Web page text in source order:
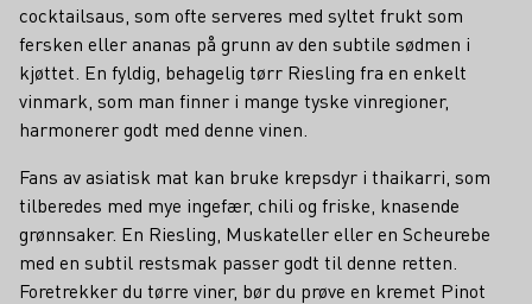
cocktailsaus, som ofte serveres med syltet frukt som
fersken eller ananas på grunn av den subtile sødmen i
kjøttet. En fyldig, behagelig tørr Riesling fra en enkelt
vinmark, som man finner i mange tyske vinregioner,
harmonerer godt med denne vinen.
Fans av asiatisk mat kan bruke krepsdyr i thaikarri, som
tilberedes med mye ingefær, chili og friske, knasende
grønnsaker. En Riesling, Muskateller eller en Scheurebe
med en subtil restsmak passer godt til denne retten.
Foretrekker du tørre viner, bør du prøve en kremet Pinot